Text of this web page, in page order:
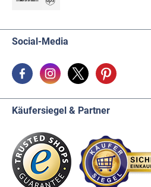
Social-Media
Käufersiegel & Partner